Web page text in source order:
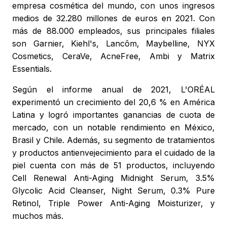
empresa cosmética del mundo, con unos ingresos
medios de 32.280 millones de euros en 2021. Con
más de 88.000 empleados, sus principales filiales
son Garnier, Kiehl's, Lancôm, Maybelline, NYX
Cosmetics, CeraVe, AcneFree, Ambi y Matrix
Essentials.
Según el informe anual de 2021, L'ORÉAL
experimentó un crecimiento del 20,6 % en América
Latina y logró importantes ganancias de cuota de
mercado, con un notable rendimiento en México,
Brasil y Chile. Además, su segmento de tratamientos
y productos antienvejecimiento para el cuidado de la
piel cuenta con más de 51 productos, incluyendo
Cell Renewal Anti-Aging Midnight Serum, 3.5%
Glycolic Acid Cleanser, Night Serum, 0.3% Pure
Retinol, Triple Power Anti-Aging Moisturizer, y
muchos más.